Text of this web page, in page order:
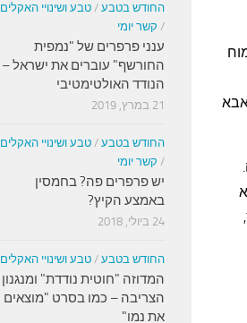
החודש בטבע / טבע ושינויי האקלים
/ קשר יומי
ענני פרפרים של "נמפית
החורשף" עוברים את ישראל –
הנודד האולטימטיבי
21 במרץ, 2019
החודש בטבע / טבע ושינויי האקלים
/ קשר יומי
יש פרפרים פה? בחמסין
באמצע הקיץ?
24 ביולי, 2018
החודש בטבע / טבע ושינויי האקלים
המדוזה "חוטית נודדת" ומנגנון
הצריבה – כמו בסרט "מוצאים
את נמו"